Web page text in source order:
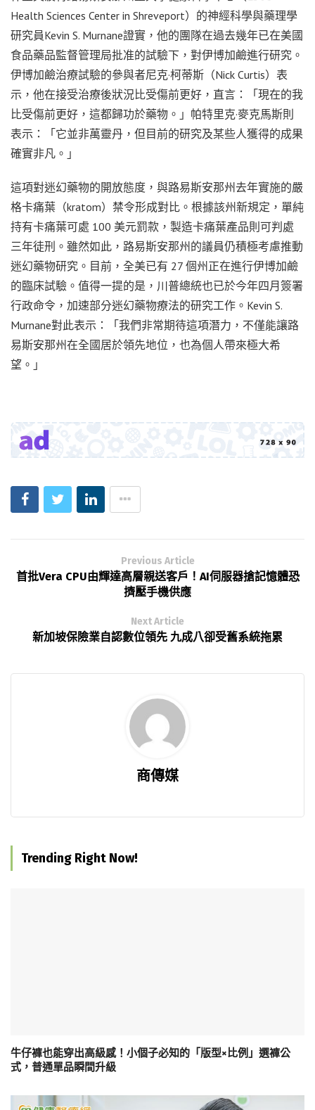
Health Sciences Center in Shreveport）的神經科學與藥理學
研究員Kevin S. Murnane證實，他的團隊在過去幾年已在美國
食品藥品監督管理局批准的試驗下，對伊博加鹼進行研究。
伊博加鹼治療試驗的參與者尼克·柯蒂斯（Nick Curtis）表
示，他在接受治療後狀況比受傷前更好，直言：「現在的我
比受傷前更好，這都歸功於藥物。」帕特里克·麥克馬斯則
表示：「它並非萬靈丹，但目前的研究及某些人獲得的成果
確實非凡。」
這項對迷幻藥物的開放態度，與路易斯安那州去年實施的嚴
格卡痛葉（kratom）禁令形成對比。根據該州新規定，單純
持有卡痛葉可處 100 美元罰款，製造卡痛葉產品則可判處
三年徒刑。雖然如此，路易斯安那州的議員仍積極考慮推動
迷幻藥物研究。目前，全美已有 27 個州正在進行伊博加鹼
的臨床試驗。值得一提的是，川普總統也已於今年四月簽署
行政命令，加速部分迷幻藥物療法的研究工作。Kevin S.
Murnane對此表示：「我們非常期待這項潛力，不僅能讓路
易斯安那州在全國居於領先地位，也為個人帶來極大希
望。」
Previous Article
首批Vera CPU由輝達高層親送客戶！AI伺服器搶記憶體恐
擠壓手機供應
Next Article
新加坡保險業自認數位領先 九成八卻受舊系統拖累
商傳媒
Trending Right Now!
牛仔褲也能穿出高級感！小個子必知的「版型×比例」選褲公
式，普通單品瞬間升級